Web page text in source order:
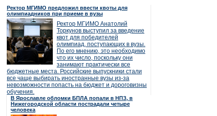
Ректор МГИМО предложил ввести квоты для
олимпиадников при приеме в вузы
Ректор МГИМО Анатолий
Торкунов выступил за введение
квот для победителей
олимпиад, поступающих в вузы.
По его мнению, это необходимо
что их число, поскольку они
занимают практически все
бюджетные места. Российские выпускники стали
все чаще выбирать иностранные вузы из-за
невозможности попасть на бюджет и дороговизны
обучения.
В Ярославле обломки БПЛА попали в НПЗ, в
Нижегородской области пострадали четыре
человека